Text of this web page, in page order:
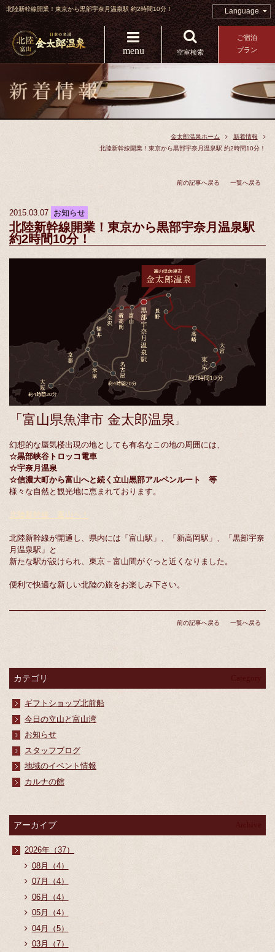
北陸新幹線開業！東京から黒部宇奈月温泉駅 約2時間10分！ Language
menu 空室検索
ご宿泊
プラン
金太郎温泉ホーム
新着情報
北陸新幹線開業！東京から黒部宇奈月温泉駅 約2時間10分！
前の記事へ戻る 一覧へ戻る
2015.03.07 お知らせ
北陸新幹線開業！東京から黒部宇奈月温泉駅
約2時間10分！
「富山県魚津市 金太郎温泉 」
幻想的な蜃気楼出現の地としても有名なこの地の周囲には、
☆黒部峡谷トロッコ電車
☆宇奈月温泉
☆信濃大町から富山へと続く立山黒部アルペンルート 等
様々な自然と観光地に恵まれております。
北陸新幹線 富山へ！
北陸新幹線が開通し、県内には「富山駅」、「新高岡駅」、「黒部宇奈
月温泉駅」と
新たな駅が設けられ、東京－富山間がぐっと近くなりました。
便利で快適な新しい北陸の旅をお楽しみ下さい。
前の記事へ戻る 一覧へ戻る
カテゴリ
ギフトショップ北前船
今日の立山と富山湾
お知らせ
スタッフブログ
地域のイベント情報
カルナの館
アーカイブ
2026年（37）
08月（4）
07月（4）
06月（4）
05月（4）
04月（5）
03月（7）